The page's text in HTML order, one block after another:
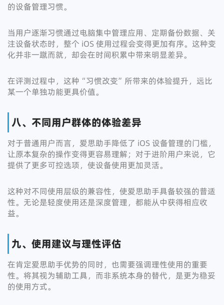
的设备管理习惯。
当用户逐渐习惯通过电脑集中管理应用、定期备份数据、关
注设备状态时，整个 iOS 使用过程会变得更加有序。这种变
化并非一蹴而就，却会在时间积累中带来明显差异。
在评测过程中，这种“习惯改变”所带来的体验提升，远比
某一个单独功能更具价值。
八、不同用户群体的体验差异
对于普通用户而言，爱思助手降低了 iOS 设备管理的门槛，
让原本复杂的操作变得更容易理解；对于进阶用户来说，它
提供了更多可控选项，使设备使用更加灵活。
这种对不同使用层级的兼容性，使爱思助手具备较强的普适
性。无论是轻度使用还是深度管理，都能从中获得相应收
益。
九、使用建议与理性评估
在肯定爱思助手优势的同时，也需要强调理性使用的重要
性。将其视为辅助工具，而非系统本身的替代，是更为稳妥
的使用方式。